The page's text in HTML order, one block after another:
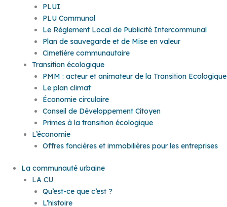
PLUI
PLU Communal
Le Règlement Local de Publicité Intercommunal
Plan de sauvegarde et de Mise en valeur
Cimetière communautaire
Transition écologique
PMM : acteur et animateur de la Transition Ecologique
Le plan climat
Économie circulaire
Conseil de Développement Citoyen
Primes à la transition écologique
L’économie
Offres foncières et immobilières pour les entreprises
La communauté urbaine
LA CU
Qu’est-ce que c’est ?
L’histoire